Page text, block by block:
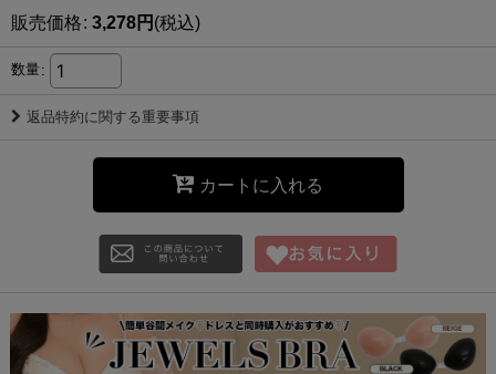
販売価格: 3,278円 (税込)
数量:
返品特約に関する重要事項
カートに入れる